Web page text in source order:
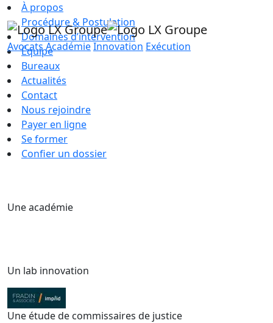
AvocatsAcadémieInnovation Exécution
À propos
Procédure & Postulation
Domaines d’intervention
Équipe
Bureaux
Actualités
Contact
Nous rejoindre
Payer en ligne
Se former
Confier un dossier
Une académie
Un lab innovation
Une étude de commissaires de justice